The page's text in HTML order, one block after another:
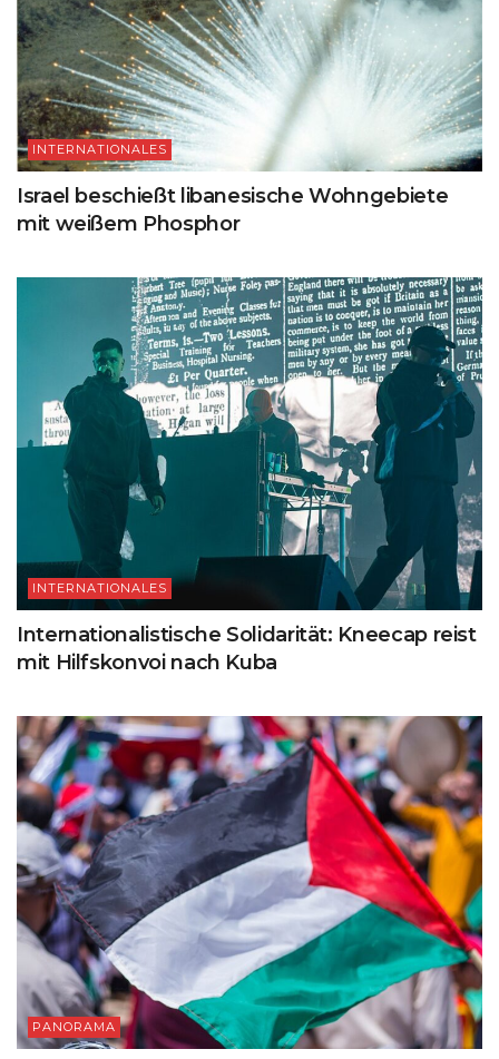
INTERNATIONALES
Israel beschießt libanesische Wohngebiete
mit weißem Phosphor
INTERNATIONALES
Internationalistische Solidarität: Kneecap reist
mit Hilfskonvoi nach Kuba
PANORAMA